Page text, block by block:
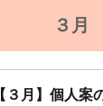
３月
【３月】個人案